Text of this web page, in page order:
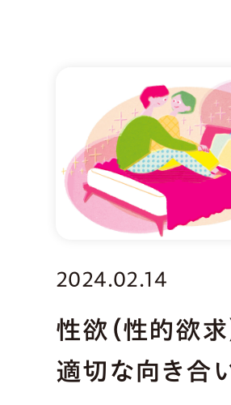
2024.02.14
性欲（性的欲求
適切な向き合